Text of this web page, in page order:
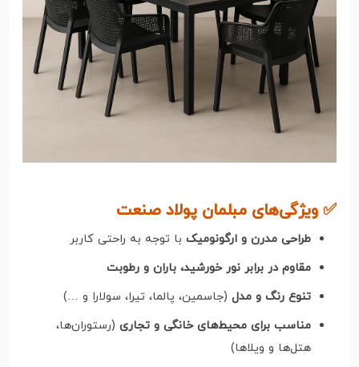
✅ ویژگی‌های مبلمان پولاد صنعت
طراحی مدرن و ارگونومیک با توجه به راحتی کاربر
مقاوم در برابر نور خورشید، باران و رطوبت
تنوع رنگ و مدل (جاسمین، پالما، تیرا، سولارا و …)
مناسب برای محیط‌های خانگی و تجاری (رستوران‌ها،
هتل‌ها و ویلاها)